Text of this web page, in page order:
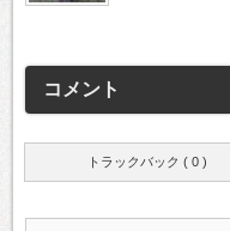
コメント
トラックバック ( 0 )